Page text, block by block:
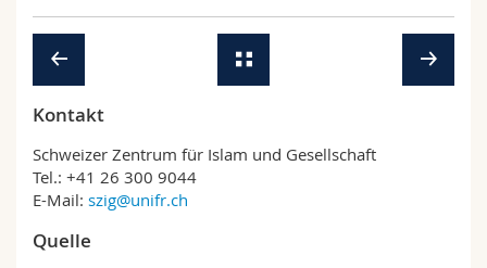
Kontakt
Schweizer Zentrum für Islam und Gesellschaft
Tel.: +41 26 300 9044
E-Mail: szig@unifr.ch
Quelle